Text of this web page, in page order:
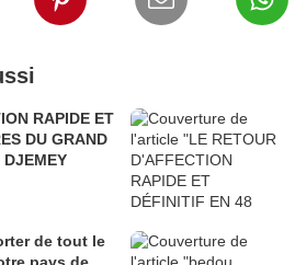
RAPIDE ET
DU GRAND
de tout le